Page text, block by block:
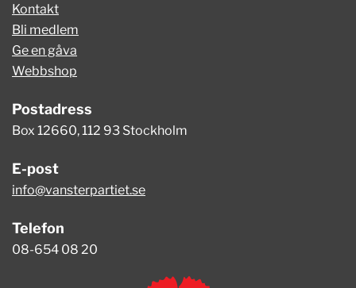
Kontakt
Bli medlem
Ge en gåva
Webbshop
Postadress
Box 12660, 112 93 Stockholm
E-post
info@vansterpartiet.se
Telefon
08-654 08 20